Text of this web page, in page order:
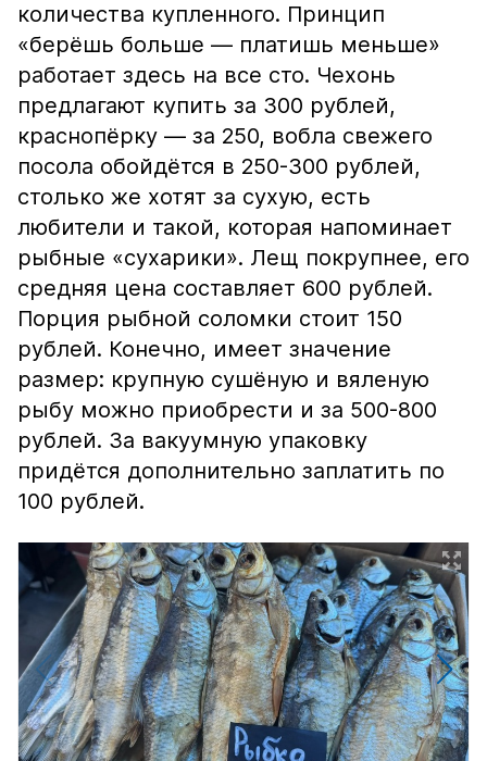
количества купленного. Принцип
«берёшь больше — платишь меньше»
работает здесь на все сто. Чехонь
предлагают купить за 300 рублей,
краснопёрку — за 250, вобла свежего
посола обойдётся в 250-300 рублей,
столько же хотят за сухую, есть
любители и такой, которая напоминает
рыбные «сухарики». Лещ покрупнее, его
средняя цена составляет 600 рублей.
Порция рыбной соломки стоит 150
рублей. Конечно, имеет значение
размер: крупную сушёную и вяленую
рыбу можно приобрести и за 500-800
рублей. За вакуумную упаковку
придётся дополнительно заплатить по
100 рублей.